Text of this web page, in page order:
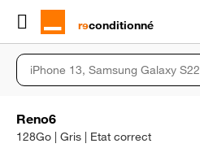
rɘconditionné
Reno6
128Go | Gris | Etat correct